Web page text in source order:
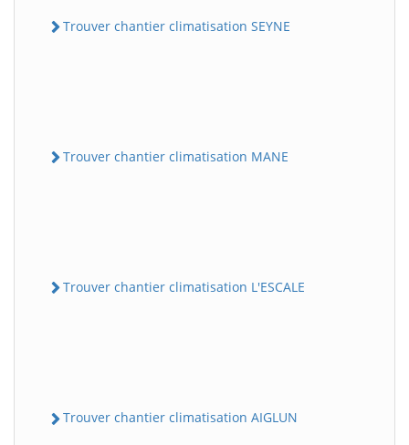
Trouver chantier climatisation SEYNE
Trouver chantier climatisation MANE
Trouver chantier climatisation L'ESCALE
Trouver chantier climatisation AIGLUN